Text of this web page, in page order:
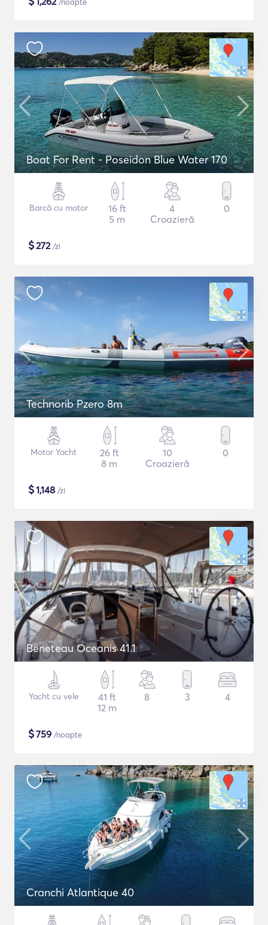
Boat For Rent - Poseidon Blue Water 170
Barcă cu motor
16 ft
5 m
4
Croazieră
0
$272/zi
Technorib Pzero 8m
Motor Yacht
26 ft
8 m
10
Croazieră
0
$1,148 /zi
Beneteau Oceanis 41.1
Yacht cu vele
41 ft
12 m
8 3 4
$759 /noapte
Cranchi Atlantique 40